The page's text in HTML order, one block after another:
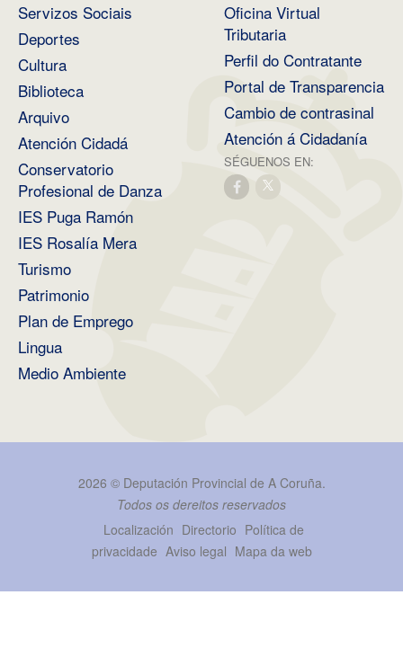
Servizos Sociais
Deportes
Cultura
Biblioteca
Arquivo
Atención Cidadá
Conservatorio
Profesional de Danza
IES Puga Ramón
IES Rosalía Mera
Turismo
Patrimonio
Plan de Emprego
Lingua
Medio Ambiente
Oficina Virtual
Tributaria
Perfil do Contratante
Portal de Transparencia
Cambio de contrasinal
Atención á Cidadanía
SÉGUENOS EN:
2026 © Deputación Provincial de A Coruña.
Todos os dereitos reservados
Localización Directorio Política de
privacidade Aviso legal Mapa da web